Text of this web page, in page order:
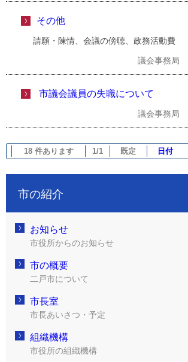
その他
請願・陳情、会議の傍聴、政務活動費
議会事務局
市議会議員の失職について
議会事務局
18 件あります 1/1 既定 日付
市の紹介
お知らせ
市役所からのお知らせ
市の概要
二戸市について
市長室
市長あいさつ・予定
組織機構
市役所の組織機構